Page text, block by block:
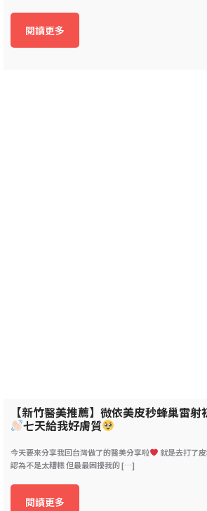
閱讀更多
【新竹醫美推薦】微依美皮秒蜂巢雷
七天給我好膚質
今天要來分享我回台灣做了的醫美分享啦
就是去打了
認為不是太糟糕 但最最困擾我的 […]
閱讀更多